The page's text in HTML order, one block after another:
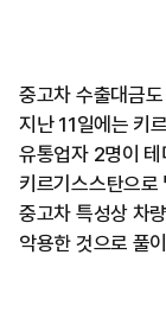
중고차 수출대금
지난 11일에는 키
유통업자 2명이
키르기스스탄으로
중고차 특성상 차
악용한 것으로 풀